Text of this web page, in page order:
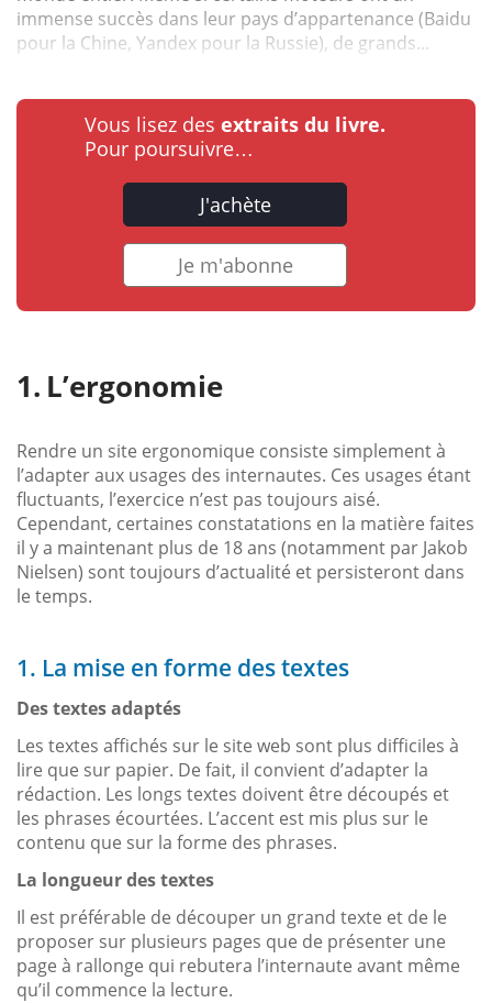
immense succès dans leur pays d’appartenance (Baidu
pour la Chine, Yandex pour la Russie), de grands...
Vous lisez des extraits du livre.
Pour poursuivre…
J'achète
Je m'abonne
L’ergonomie
Rendre un site ergonomique consiste simplement à
l’adapter aux usages des internautes. Ces usages étant
fluctuants, l’exercice n’est pas toujours aisé.
Cependant, certaines constatations en la matière faites
il y a maintenant plus de 18 ans (notamment par Jakob
Nielsen) sont toujours d’actualité et persisteront dans
le temps.
1. La mise en forme des textes
Des textes adaptés
Les textes affichés sur le site web sont plus difficiles à
lire que sur papier. De fait, il convient d’adapter la
rédaction. Les longs textes doivent être découpés et
les phrases écourtées. L’accent est mis plus sur le
contenu que sur la forme des phrases.
La longueur des textes
Il est préférable de découper un grand texte et de le
proposer sur plusieurs pages que de présenter une
page à rallonge qui rebutera l’internaute avant même
qu’il commence la lecture.